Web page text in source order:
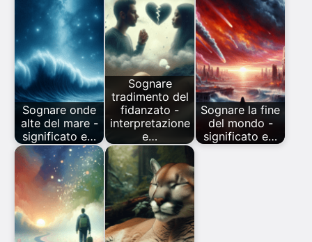
Sognare onde
alte del mare -
significato e…
Sognare
tradimento del
fidanzato -
interpretazione
e…
Sognare la fine
del mondo -
significato e…